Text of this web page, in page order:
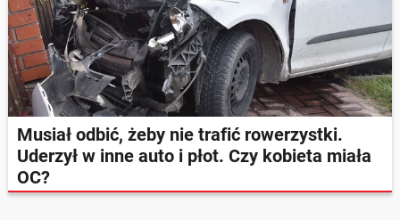
Musiał odbić, żeby nie trafić rowerzystki.
Uderzył w inne auto i płot. Czy kobieta miała
OC?